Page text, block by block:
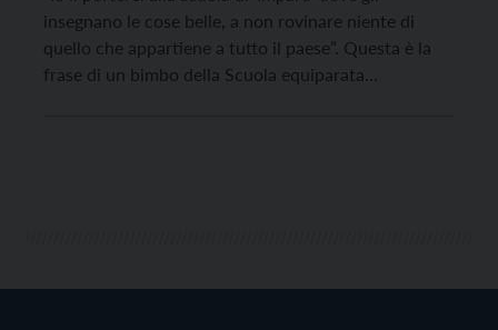
insegnano le cose belle, a non rovinare niente di
quello che appartiene a tutto il paese”. Questa è la
frase di un bimbo della Scuola equiparata